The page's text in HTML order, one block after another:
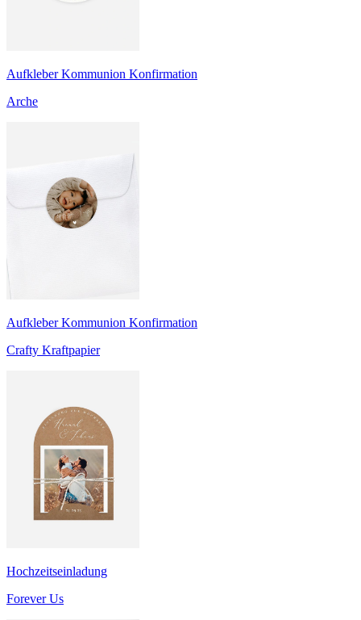
Aufkleber Kommunion Konfirmation
Arche
Aufkleber Kommunion Konfirmation
Crafty Kraftpapier
Hochzeitseinladung
Forever Us